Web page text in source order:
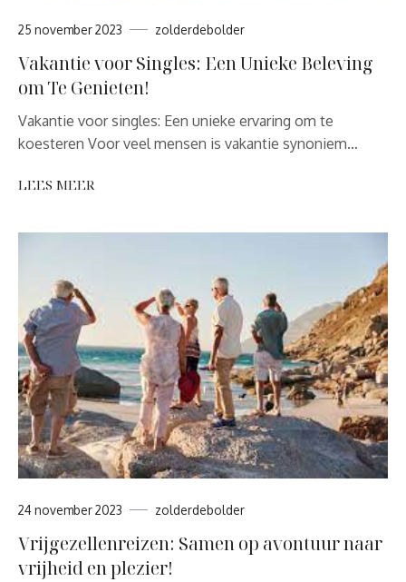
25 november 2023 zolderdebolder
Vakantie voor Singles: Een Unieke Beleving
om Te Genieten!
Vakantie voor singles: Een unieke ervaring om te
koesteren Voor veel mensen is vakantie synoniem…
LEES MEER
24 november 2023 zolderdebolder
Vrijgezellenreizen: Samen op avontuur naar
vrijheid en plezier!